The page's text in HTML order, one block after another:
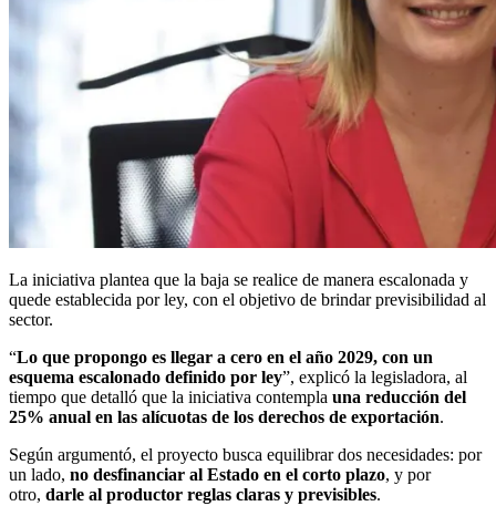
La iniciativa plantea que la baja se realice de manera escalonada y
quede establecida por ley, con el objetivo de brindar previsibilidad al
sector.
“Lo que propongo es llegar a cero en el año 2029, con un
esquema escalonado definido por ley”, explicó la legisladora, al
tiempo que detalló que la iniciativa contempla una reducción del
25% anual en las alícuotas de los derechos de exportación.
Según argumentó, el proyecto busca equilibrar dos necesidades: por
un lado, no desfinanciar al Estado en el corto plazo, y por
otro, darle al productor reglas claras y previsibles.